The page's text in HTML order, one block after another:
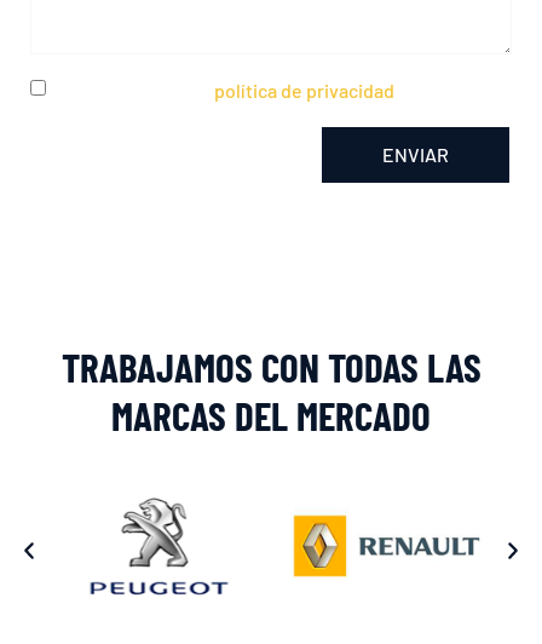
política de privacidad
ENVIAR
TRABAJAMOS CON TODAS LAS
MARCAS DEL MERCADO